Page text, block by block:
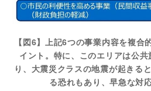
【図6】上記6つの事業内容を複合
イント。特に、このエリアは公
り、大震災クラスの地震が起きる
る恐れもあり、早急な対